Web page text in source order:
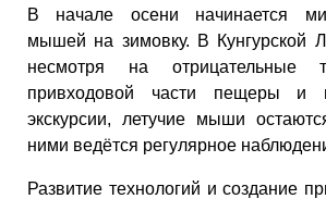
В начале осени начинается
мышей на зимовку. В Кунгурской
несмотря на отрицательные
привходовой части пещеры и
экскурсии, летучие мыши
ними ведётся регулярное
Развитие технологий и создание